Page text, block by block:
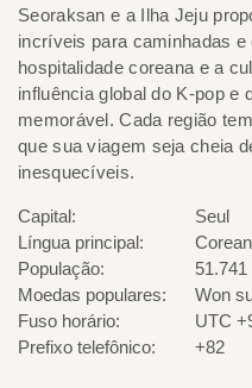
Seoraksan e a Ilha Jeju
incríveis para caminhadas
hospitalidade coreana e a
influência global do K-pop e
memorável. Cada região
que sua viagem seja cheia
inesquecíveis.
Capital:
Seul
Língua principal:
População:
Moedas populares:
Won
Fuso horário:
UTC
Prefixo telefônico:
+82